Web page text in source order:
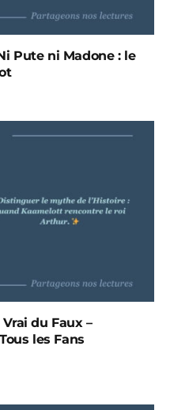
Pute ni Madone : le
du Faux –
les Fans